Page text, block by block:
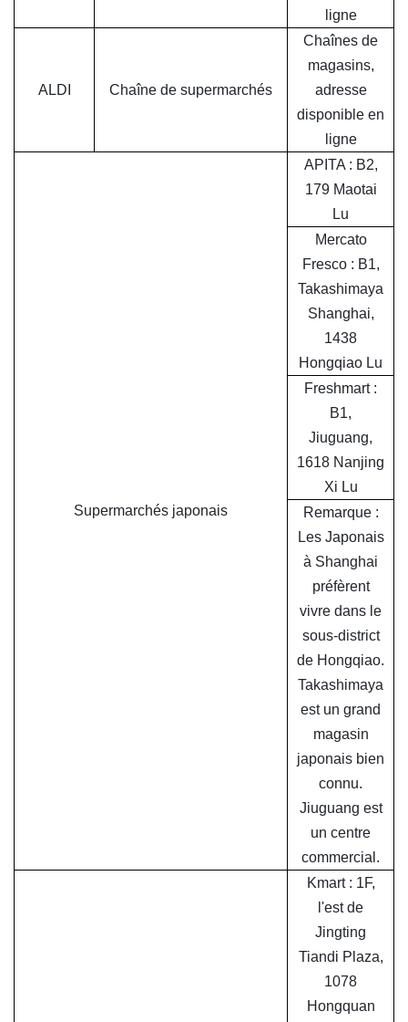
ligne
ALDI Chaîne de supermarchés
Chaînes de
magasins,
adresse
disponible en
ligne
Supermarchés japonais
APITA : B2,
179 Maotai
Lu
Mercato
Fresco : B1,
Takashimaya
Shanghai,
1438
Hongqiao Lu
Freshmart :
B1,
Jiuguang,
1618 Nanjing
Xi Lu
Remarque :
Les Japonais
à Shanghai
préfèrent
vivre dans le
sous-district
de Hongqiao.
Takashimaya
est un grand
magasin
japonais bien
connu.
Jiuguang est
un centre
commercial.
Kmart : 1F,
l'est de
Jingting
Tiandi Plaza,
1078
Hongquan